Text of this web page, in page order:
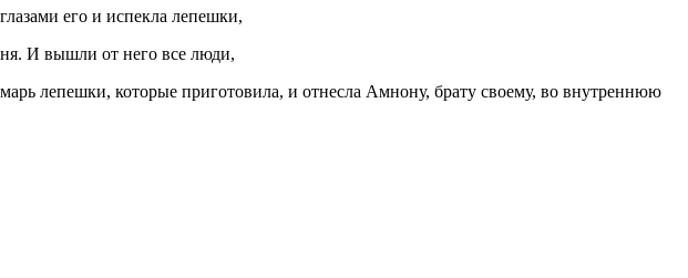
его и испекла лепешки,
И вышли от него все люди,
лепешки, которые приготовила, и отнесла Амнону, брату своему, во внутреннюю